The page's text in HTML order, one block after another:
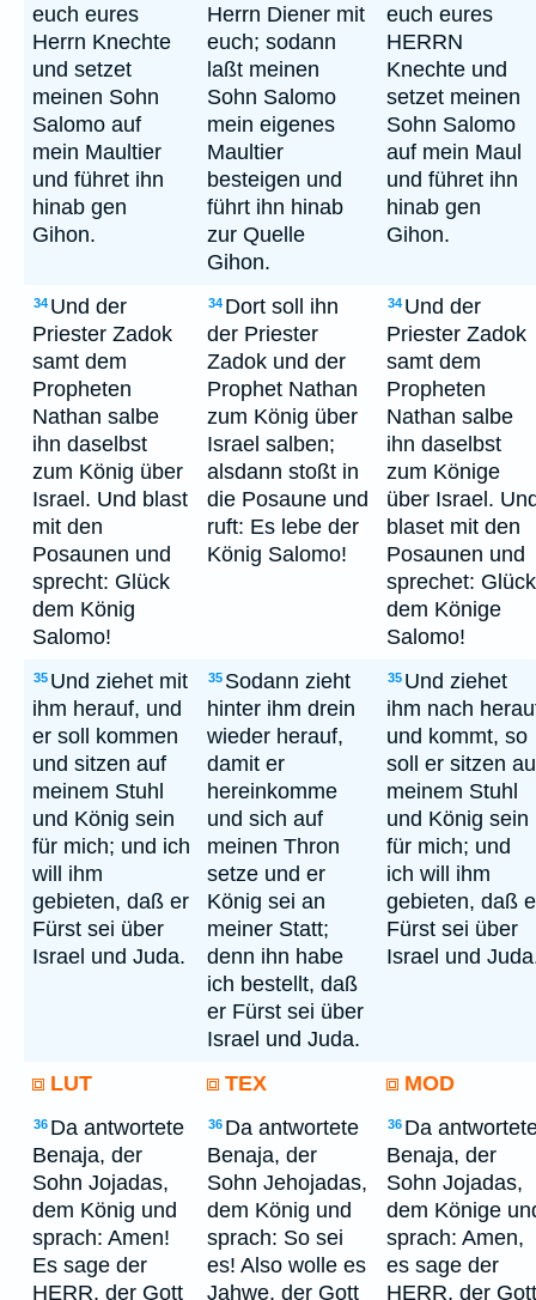
euch eures
Herrn Knechte
und setzet
meinen Sohn
Salomo auf
mein Maultier
und führet ihn
hinab gen
Gihon.
Herrn Diener mit
euch; sodann
laßt meinen
Sohn Salomo
mein eigenes
Maultier
besteigen und
führt ihn hinab
zur Quelle
Gihon.
euch eures
HERRN
Knechte und
setzet meinen
Sohn Salomo
auf mein Maul
und führet ihn
hinab gen
Gihon.
34 Und der
Priester Zadok
samt dem
Propheten
Nathan salbe
ihn daselbst
zum König über
Israel. Und blast
mit den
Posaunen und
sprecht: Glück
dem König
Salomo!
34 Dort soll ihn
der Priester
Zadok und der
Prophet Nathan
zum König über
Israel salben;
alsdann stoßt in
die Posaune und
ruft: Es lebe der
König Salomo!
34 Und der
Priester Zadok
samt dem
Propheten
Nathan salbe
ihn daselbst
zum Könige
über Israel.
blaset mit den
Posaunen und
sprechet: Glück
dem Könige
Salomo!
35 Und ziehet mit
ihm herauf, und
er soll kommen
und sitzen auf
meinem Stuhl
und König sein
für mich; und ich
will ihm
gebieten, daß er
Fürst sei über
Israel und Juda.
35 Sodann zieht
hinter ihm drein
wieder herauf,
damit er
hereinkomme
und sich auf
meinen Thron
setze und er
König sei an
meiner Statt;
denn ihn habe
ich bestellt, daß
er Fürst sei über
Israel und Juda.
35 Und ziehet
ihm nach
und kommt, so
soll er sitzen
meinem Stuhl
und König sein
für mich; und
ich will ihm
gebieten, daß
Fürst sei über
Israel und
LUT TEX MOD
36 Da antwortete
Benaja, der
Sohn Jojadas,
dem König und
sprach: Amen!
Es sage der
HERR, der Gott
36 Da antwortete
Benaja, der
Sohn Jehojadas,
dem König und
sprach: So sei
es! Also wolle es
Jahwe, der Gott
36 Da
Benaja, der
Sohn Jojadas,
dem Könige
sprach: Amen,
es sage der
HERR, der Gott